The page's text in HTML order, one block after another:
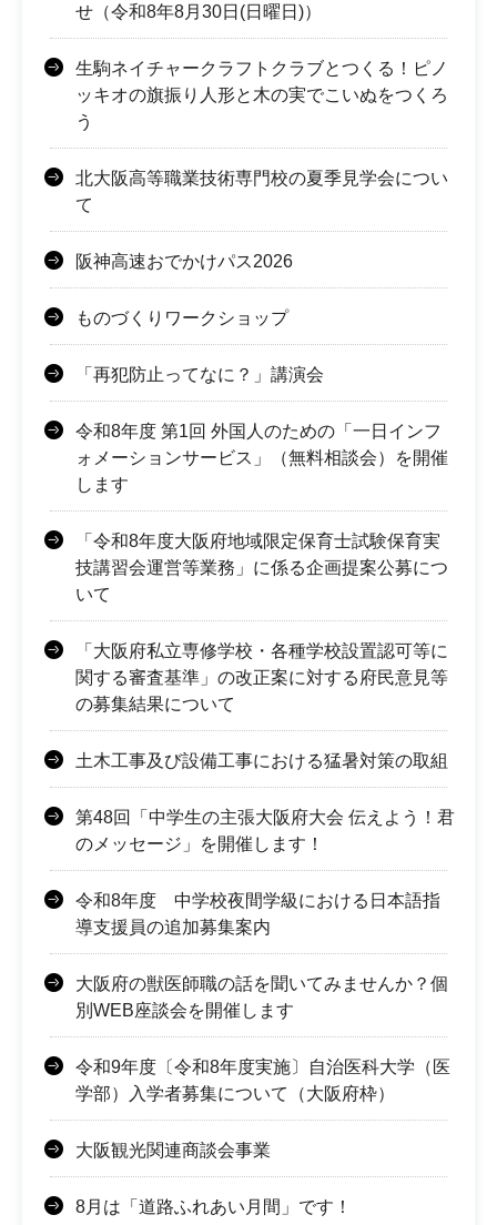
せ（令和8年8月30日(日曜日)）
生駒ネイチャークラフトクラブとつくる！ピノ
ッキオの旗振り人形と木の実でこいぬをつくろ
う
北大阪高等職業技術専門校の夏季見学会につい
て
阪神高速おでかけパス2026
ものづくりワークショップ
「再犯防止ってなに？」講演会
令和8年度 第1回 外国人のための「一日インフ
ォメーションサービス」（無料相談会）を開催
します
「令和8年度大阪府地域限定保育士試験保育実
技講習会運営等業務」に係る企画提案公募につ
いて
「大阪府私立専修学校・各種学校設置認可等に
関する審査基準」の改正案に対する府民意見等
の募集結果について
土木工事及び設備工事における猛暑対策の取組
第48回「中学生の主張大阪府大会 伝えよう！君
のメッセージ」を開催します！
令和8年度 中学校夜間学級における日本語指
導支援員の追加募集案内
大阪府の獣医師職の話を聞いてみませんか？個
別WEB座談会を開催します
令和9年度〔令和8年度実施〕自治医科大学（医
学部）入学者募集について（大阪府枠）
大阪観光関連商談会事業
8月は「道路ふれあい月間」です！